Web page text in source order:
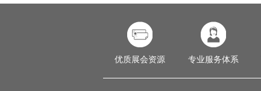
优质展会资源 专业服务体系